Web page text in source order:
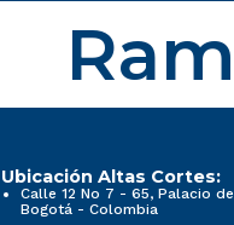
Ubicación Altas Cortes:
Calle 12 No 7 - 65, Palacio
Bogotá - Colombia